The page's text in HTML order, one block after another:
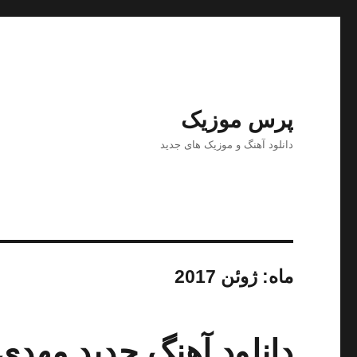
پرس موزیک
دانلود آهنگ و موزیک های جدید
ماه:ژوئن 2017